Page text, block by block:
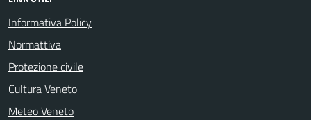
Informativa Policy
Normattiva
Protezione civile
Cultura Veneto
Meteo Veneto